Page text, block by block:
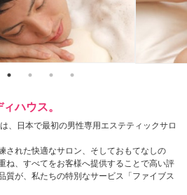
ハウス。
、日本で最初の男性専用エステティックサロ
された快適なサロン、そしておもてなしの
ね、すべてをお客様へ提供することで高い評
質が、私たちの特別なサービス「ファイブス